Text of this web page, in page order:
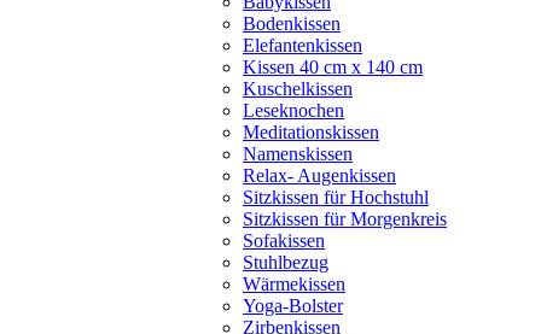
Bodenkissen
Elefantenkissen
Kissen 40 cm x 140 cm
Kuschelkissen
Leseknochen
Meditationskissen
Namenskissen
Relax- Augenkissen
Sitzkissen für Hochstuhl
Sitzkissen für Morgenkreis
Sofakissen
Stuhlbezug
Wärmekissen
Yoga-Bolster
Zirbenkissen